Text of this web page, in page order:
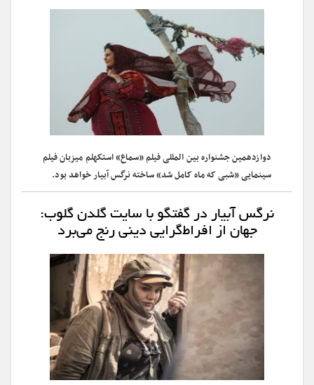
دوازدهمین جشنواره بین المللی فیلم «سماع» استکهلم میزبان فیلم
سینمایی «شبی که ماه کامل شد» ساخته نرگس آبیار خواهد بود.
نرگس آبیار در گفتگو با سایت گلدن گلوب:
جهان از افراط‌گرایی دینی رنج می‌برد